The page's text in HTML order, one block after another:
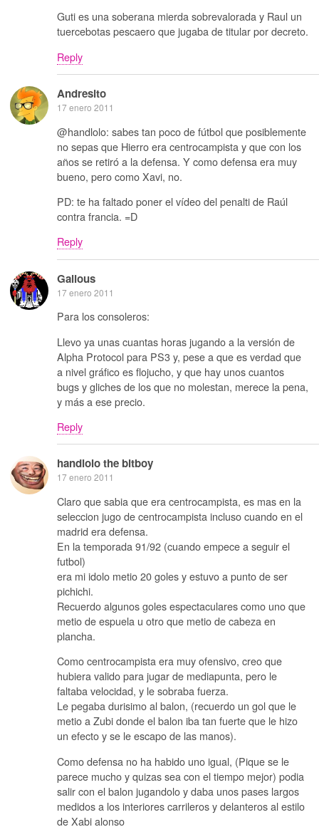
Guti es una soberana mierda sobrevalorada y Raul un
tuercebotas pescaero que jugaba de titular por decreto.
Reply
Andresito
17 enero 2011
@handlolo: sabes tan poco de fútbol que posiblemente
no sepas que Hierro era centrocampista y que con los
años se retiró a la defensa. Y como defensa era muy
bueno, pero como Xavi, no.
PD: te ha faltado poner el vídeo del penalti de Raúl
contra francia. =D
Reply
Galious
17 enero 2011
Para los consoleros:
Llevo ya unas cuantas horas jugando a la versión de
Alpha Protocol para PS3 y, pese a que es verdad que
a nivel gráfico es flojucho, y que hay unos cuantos
bugs y gliches de los que no molestan, merece la pena,
y más a ese precio.
Reply
handlolo the bitboy
17 enero 2011
Claro que sabia que era centrocampista, es mas en la
seleccion jugo de centrocampista incluso cuando en el
madrid era defensa.
En la temporada 91/92 (cuando empece a seguir el
futbol)
era mi idolo metio 20 goles y estuvo a punto de ser
pichichi.
Recuerdo algunos goles espectaculares como uno que
metio de espuela u otro que metio de cabeza en
plancha.
Como centrocampista era muy ofensivo, creo que
hubiera valido para jugar de mediapunta, pero le
faltaba velocidad, y le sobraba fuerza.
Le pegaba durisimo al balon, (recuerdo un gol que le
metio a Zubi donde el balon iba tan fuerte que le hizo
un efecto y se le escapo de las manos).
Como defensa no ha habido uno igual, (Pique se le
parece mucho y quizas sea con el tiempo mejor) podia
salir con el balon jugandolo y daba unos pases largos
medidos a los interiores carrileros y delanteros al estilo
de Xabi alonso